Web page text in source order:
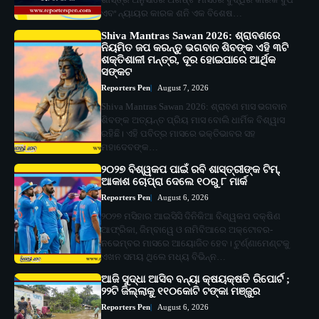
ଏବଂ ନ୍ୟାୟର କାରକ ଶନି ଏକ ବିଶେଷ…
Shiva Mantras Sawan 2026: ଶ୍ରାବଣରେ
ନିୟମିତ ଜପ କରନ୍ତୁ ଭଗବାନ ଶିବଙ୍କ ଏହି ୩ଟି
ଶକ୍ତିଶାଳୀ ମନ୍ତ୍ର, ଦୂର ହୋଇପାରେ ଆର୍ଥିକ
ସଙ୍କଟ
Reporters Pen August 7, 2026
Shiva Mantras Sawan 2026: ଶ୍ରାବଣ ମାସ ଭଗବାନ
ଶିବଙ୍କ ଅତ୍ୟନ୍ତ ପ୍ରିୟ ମାସ ବୋଲି ଧାର୍ମିକ ବିଶ୍ୱାସ
ରହିଛି। ଏହି ପବିତ୍ର ମାସରେ ଭକ୍ତିଭାବର ସହ
ମହାଦେବଙ୍କ…
୨୦୨୭ ବିଶ୍ୱକପ ପାଇଁ ରବି ଶାସ୍ତ୍ରୀଙ୍କ ଟିମ୍,
ଆକାଶ ଚୋପ୍ରା ଦେଲେ ୧୦ରୁ ୮ ମାର୍କ
Reporters Pen August 6, 2026
୨୦୨୭ ମସିହାର ଆଇସିସି ଦିନିକିଆ ବିଶ୍ୱକପ ଦକ୍ଷିଣ
ଆଫ୍ରିକା, ଜିମ୍ବାୱେ ଓ ନାମିବିଆରେ ଅକ୍ଟୋବର-
ନଭେମ୍ବର ମାସରେ ଆୟୋଜିତ ହେବ। ଟୁର୍ଣ୍ଣାମେଣ୍ଟକୁ
ଏଖନ ସମୟ ଥିଲେ ମଧ୍ୟ ବିଭିନ୍ନ…
ଆଜି ସୁଦ୍ଧା ଆସିବ ବନ୍ୟା କ୍ଷୟକ୍ଷତି ରିପୋର୍ଟ ;
୨୨ଟି ଜିଲ୍ଲାକୁ ୧୧୦କୋଟି ଟଙ୍କା ମଞ୍ଜୁର
Reporters Pen August 6, 2026